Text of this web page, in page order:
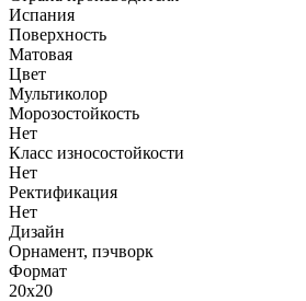
Испания
Поверхность
Матовая
Цвет
Мультиколор
Морозостойкость
Нет
Класс износостойкости
Нет
Ректификация
Нет
Дизайн
Орнамент, пэчворк
Формат
20x20